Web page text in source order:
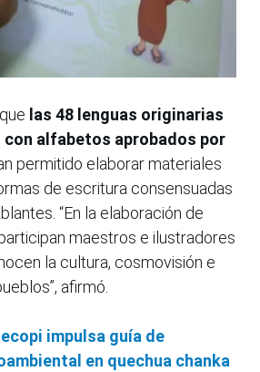
las 48 lenguas originarias
con alfabetos aprobados por
permitido elaborar materiales
de escritura consensuadas
“En la elaboración de
maestros e ilustradores
la cultura, cosmovisión e
afirmó.
impulsa guía de
en quechua chanka